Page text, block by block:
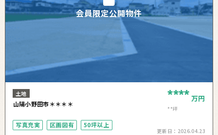
会員限定公開物件
土地
山陽小野田市＊＊＊＊ **** 万円
**坪
写真充実 区画図有 50坪以上
更新日： 2026.04.23